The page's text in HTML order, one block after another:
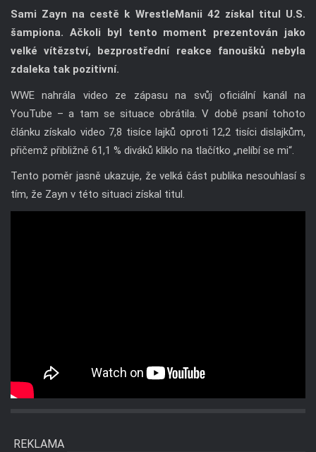
Sami Zayn na cestě k WrestleManii 42 získal titul U.S.
šampiona. Ačkoli byl tento moment prezentován jako
velké vítězství, bezprostřední reakce fanoušků nebyla
zdaleka tak pozitivní.
WWE nahrála video ze zápasu na svůj oficiální kanál na
YouTube – a tam se situace obrátila. V době psaní tohoto
článku získalo video 7,8 tisíce lajků oproti 12,2 tisíci dislajkům,
přičemž přibližně 61,1 % diváků kliklo na tlačítko „nelíbí se mi“.
Tento poměr jasně ukazuje, že velká část publika nesouhlasí s
tím, že Zayn v této situaci získal titul.
REKLAMA